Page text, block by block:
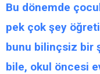
Bu dönemde
pek çok şey
bunu bilinçsiz bir
bile, okul öncesi